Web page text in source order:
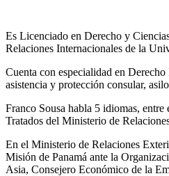
Es Licenciado en Derecho y
Relaciones Internacionales de la
Cuenta con especialidad en
asistencia y protección consular,
Franco Sousa habla 5 idiomas,
Tratados del Ministerio de
En el Ministerio de Relaciones
Misión de Panamá ante la
Asia, Consejero Económico de la